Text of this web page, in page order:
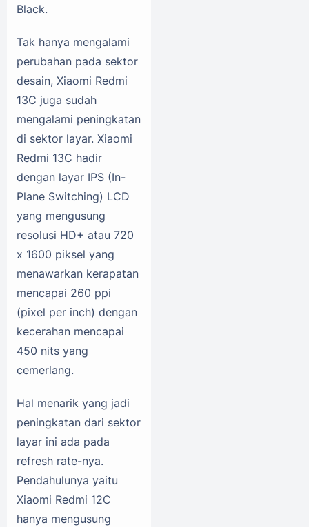
Black.
Tak hanya mengalami
perubahan pada sektor
desain, Xiaomi Redmi
13C juga sudah
mengalami peningkatan
di sektor layar. Xiaomi
Redmi 13C hadir
dengan layar IPS (In-
Plane Switching) LCD
yang mengusung
resolusi HD+ atau 720
x 1600 piksel yang
menawarkan kerapatan
mencapai 260 ppi
(pixel per inch) dengan
kecerahan mencapai
450 nits yang
cemerlang.
Hal menarik yang jadi
peningkatan dari sektor
layar ini ada pada
refresh rate-nya.
Pendahulunya yaitu
Xiaomi Redmi 12C
hanya mengusung